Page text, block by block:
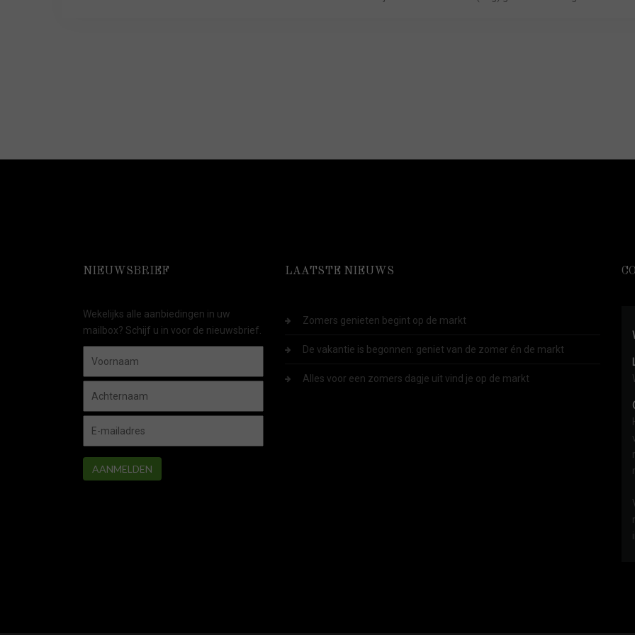
NIEUWSBRIEF
Wekelijks alle aanbiedingen in uw
mailbox? Schijf u in voor de nieuwsbrief.
AANMELDEN
LAATSTE NIEUWS
Zomers genieten begint op de markt
De vakantie is begonnen: geniet van de zomer én de markt
Alles voor een zomers dagje uit vind je op de markt